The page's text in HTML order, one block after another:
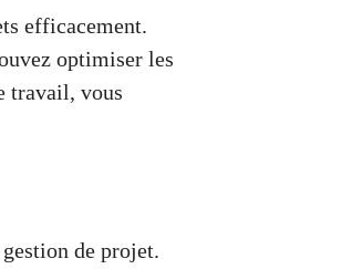
efficacement.
optimiser les
travail, vous
de projet.